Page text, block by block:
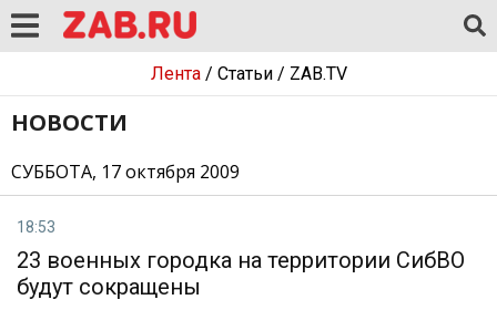
Лента/ Статьи/ ZAB.TV
НОВОСТИ
СУББОТА, 17 октября 2009
18:53
23 военных городка на территории СибВО
будут сокращены